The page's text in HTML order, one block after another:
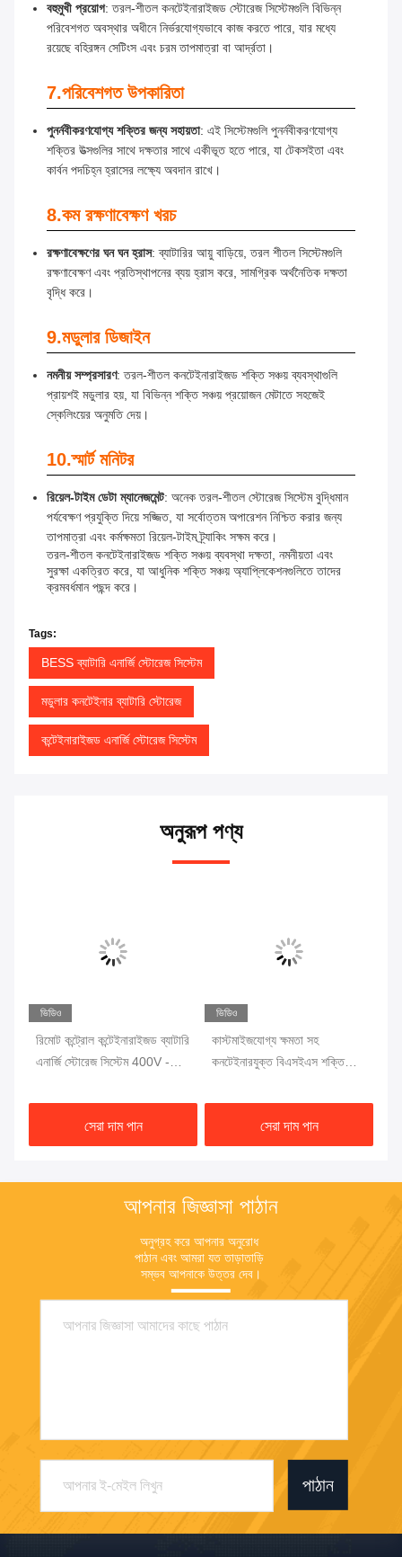
বহুমুখী প্রয়োগ: তরল-শীতল কনটেইনারাইজড স্টোরেজ সিস্টেমগুলি বিভিন্ন
পরিবেশগত অবস্থার অধীনে নির্ভরযোগ্যভাবে কাজ করতে পারে, যার মধ্যে
রয়েছে বহিরঙ্গন সেটিংস এবং চরম তাপমাত্রা বা আর্দ্রতা।
7.পরিবেশগত উপকারিতা
পুনর্নবীকরণযোগ্য শক্তির জন্য সহায়তা: এই সিস্টেমগুলি পুনর্নবীকরণযোগ্য
শক্তির উত্সগুলির সাথে দক্ষতার সাথে একীভূত হতে পারে, যা টেকসইতা এবং
কার্বন পদচিহ্ন হ্রাসের লক্ষ্যে অবদান রাখে।
8.কম রক্ষণাবেক্ষণ খরচ
রক্ষণাবেক্ষণের ঘন ঘন হ্রাস: ব্যাটারির আয়ু বাড়িয়ে, তরল শীতল সিস্টেমগুলি
রক্ষণাবেক্ষণ এবং প্রতিস্থাপনের ব্যয় হ্রাস করে, সামগ্রিক অর্থনৈতিক দক্ষতা
বৃদ্ধি করে।
9.মডুলার ডিজাইন
নমনীয় সম্প্রসারণ: তরল-শীতল কনটেইনারাইজড শক্তি সঞ্চয় ব্যবস্থাগুলি
প্রায়শই মডুলার হয়, যা বিভিন্ন শক্তি সঞ্চয় প্রয়োজন মেটাতে সহজেই
স্কেলিংয়ের অনুমতি দেয়।
10.স্মার্ট মনিটর
রিয়েল-টাইম ডেটা ম্যানেজমেন্ট: অনেক তরল-শীতল স্টোরেজ সিস্টেম বুদ্ধিমান
পর্যবেক্ষণ প্রযুক্তি দিয়ে সজ্জিত, যা সর্বোত্তম অপারেশন নিশ্চিত করার জন্য
তাপমাত্রা এবং কর্মক্ষমতা রিয়েল-টাইম ট্র্যাকিং সক্ষম করে।
তরল-শীতল কনটেইনারাইজড শক্তি সঞ্চয় ব্যবস্থা দক্ষতা, নমনীয়তা এবং
সুরক্ষা একত্রিত করে, যা আধুনিক শক্তি সঞ্চয় অ্যাপ্লিকেশনগুলিতে তাদের
ক্রমবর্ধমান পছন্দ করে।
Tags:
BESS ব্যাটারি এনার্জি স্টোরেজ সিস্টেম
মডুলার কনটেইনার ব্যাটারি স্টোরেজ
কন্টেইনারাইজড এনার্জি স্টোরেজ সিস্টেম
অনুরূপ পণ্য
ভিডিও
রিমোট কন্ট্রোল কন্টেইনারাইজড ব্যাটারি
এনার্জি স্টোরেজ সিস্টেম 400V -
সেরা দাম পান
ভিডিও
কাস্টমাইজযোগ্য ক্ষমতা সহ
কনটেইনারযুক্ত বিএসইএস শক্তি
সেরা দাম পান
আপনার জিজ্ঞাসা পাঠান
অনুগ্রহ করে আপনার অনুরোধ
পাঠান এবং আমরা যত তাড়াতাড়ি
সম্ভব আপনাকে উত্তর দেব।
পাঠান